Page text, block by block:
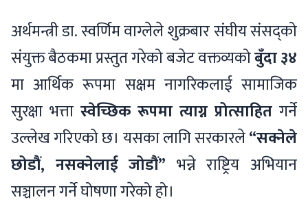
अर्थमन्त्री डा. स्वर्णिम वाग्लेले शुक्रबार संघीय संसद्को
संयुक्त बैठकमा प्रस्तुत गरेको बजेट वक्तव्यकोबुँदा ३४
मा आर्थिक रूपमा सक्षम नागरिकलाई सामाजिक
सुरक्षा भत्ता स्वेच्छिक रूपमा त्याग्न प्रोत्साहित गर्ने
उल्लेख गरिएको छ। यसका लागि सरकारले“सक्नेले
छोडौं, नसक्नेलाई जोडौं” भन्ने राष्ट्रिय अभियान
सञ्चालन गर्ने घोषणा गरेको हो।